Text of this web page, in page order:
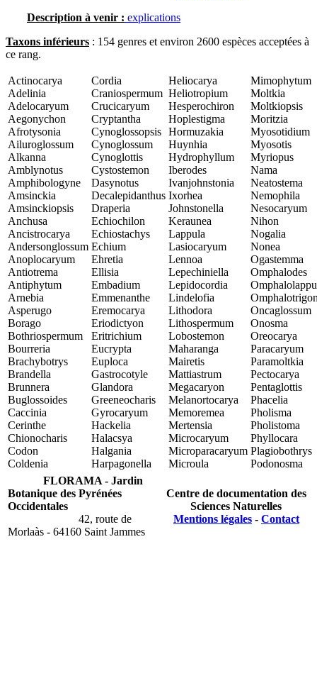
Description à venir : explications
Taxons inférieurs : 154 genres et environ 2600 espèces acceptées à
ce rang.
Actinocarya
Adelinia
Adelocaryum
Aegonychon
Afrotysonia
Ailuroglossum
Alkanna
Amblynotus
Amphibologyne
Amsinckia
Amsinckiopsis
Anchusa
Ancistrocarya
Andersonglossum
Anoplocaryum
Antiotrema
Antiphytum
Arnebia
Asperugo
Borago
Bothriospermum
Bourreria
Brachybotrys
Brandella
Brunnera
Buglossoides
Caccinia
Cerinthe
Chionocharis
Codon
Coldenia
Cordia
Craniospermum
Crucicaryum
Cryptantha
Cynoglossopsis
Cynoglossum
Cynoglottis
Cystostemon
Dasynotus
Decalepidanthus
Draperia
Echiochilon
Echiostachys
Echium
Ehretia
Ellisia
Embadium
Emmenanthe
Eremocarya
Eriodictyon
Eritrichium
Eucrypta
Euploca
Gastrocotyle
Glandora
Greeneocharis
Gyrocaryum
Hackelia
Halacsya
Halgania
Harpagonella
Heliocarya
Heliotropium
Hesperochiron
Hoplestigma
Hormuzakia
Huynhia
Hydrophyllum
Iberodes
Ivanjohnstonia
Ixorhea
Johnstonella
Keraunea
Lappula
Lasiocaryum
Lennoa
Lepechiniella
Lepidocordia
Lindelofia
Lithodora
Lithospermum
Lobostemon
Maharanga
Mairetis
Mattiastrum
Megacaryon
Melanortocarya
Memoremea
Mertensia
Microcaryum
Microparacaryum
Microula
Mimophytum
Moltkia
Moltkiopsis
Moritzia
Myosotidium
Myosotis
Myriopus
Nama
Neatostema
Nemophila
Nesocaryum
Nihon
Nogalia
Nonea
Ogastemma
Omphalodes
Oncaglossum
Onosma
Oreocarya
Paracaryum
Paramoltkia
Pectocarya
Pentaglottis
Phacelia
Pholisma
Pholistoma
Phyllocara
Plagiobothrys
Podonosma
FLORAMA - Jardin
Botanique des Pyrénées
Occidentales
42, route de
Morlaàs - 64160 Saint Jammes
Centre de documentation des
Sciences Naturelles
Mentions légales - Contact